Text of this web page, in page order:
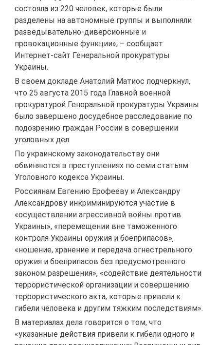
состояла из 220 человек, которые были
разделены на автономные группы и выполняли
разведывательно-диверсионные и
провокационные функции», – сообщает
Интернет-сайт Генеральной прокуратуры
Украины.
В своем докладе Анатолий Матиос подчеркнул,
что 25 августа 2015 года Главной военной
прокуратурой Генеральной прокуратуры Украины
было завершено досудебное расследование по
подозрению граждан России в совершении
уголовных дел.
По украинскому законодательству они
обвиняются в преступлениях по семи статьям
Уголовного кодекса Украины.
Россиянам Евгению Ерофееву и Александру
Александрову инкриминируются участие в
«осуществлении агрессивной войны против
Украины», «перемещении вне таможенного
контроля Украины оружия и боеприпасов»,
«ношение, хранение и передача огнестрельного
оружия и боеприпасов без предусмотренного
законом разрешения», «содействие деятельности
террористической организации и совершению
террористического акта, которые привели к
гибели человека и другим тяжким последствиям».
В материалах дела говорится о том, что
«указанные действия привели к гибели одного и